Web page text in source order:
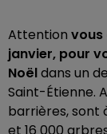
Attention vous
janvier, pour
Noëldans un
Saint-Étienne.
barrières, sont